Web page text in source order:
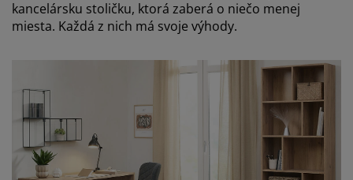
kancelársku stoličku, ktorá zaberá o niečo menej
miesta. Každá z nich má svoje výhody.